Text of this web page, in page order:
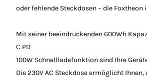
oder fehlende Steckdosen – die
Mit seiner beeindruckenden 600Wh
C PD
100W Schnellladefunktion sind Ihre
Die 230V AC Steckdose ermöglicht